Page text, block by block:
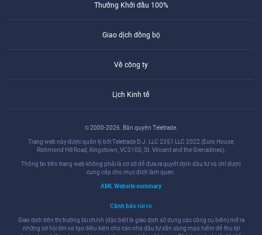
Thưởng Khởi đầu 100%
Giao dịch đồng bộ
Về công ty
Lịch Kinh tế
© 2000-2026. Bản quyền Teletrade.
Trang web này được quản lý bởi Teletrade D.J. LLC 2351 LLC 2022 (Euro House,
Richmond Hill Road, Kingstown, VC0100, St. Vincent and the Grenadines).
Thông tin trên trang web không phải là cơ sở để đưa ra quyết định đầu tư và chỉ được
cung cấp cho mục đích làm quen.
AML Website summary
Cảnh báo rủi ro
Giao dịch trên thị trường tài chính (đặc biệt là giao dịch sử dụng các công cụ biên) mở ra
những cơ hội lớn và tạo điều kiện cho các nhà đầu tư sẵn sàng mạo hiểm để thu lợi